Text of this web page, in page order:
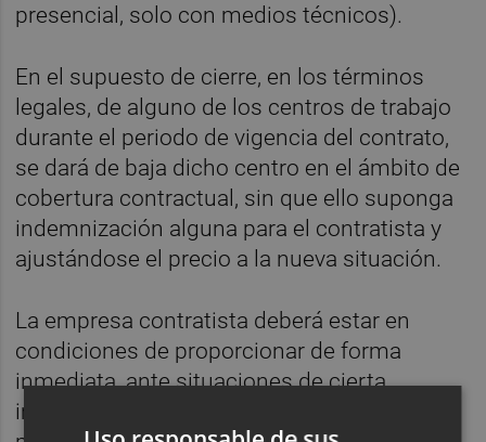
presencial, solo con medios técnicos).
En el supuesto de cierre, en los términos
legales, de alguno de los centros de trabajo
durante el periodo de vigencia del contrato,
se dará de baja dicho centro en el ámbito de
cobertura contractual, sin que ello suponga
indemnización alguna para el contratista y
ajustándose el precio a la nueva situación.
La empresa contratista deberá estar en
condiciones de proporcionar de forma
inmediata, ante situaciones de cierta
importancia y magnitud, los refuerzos de